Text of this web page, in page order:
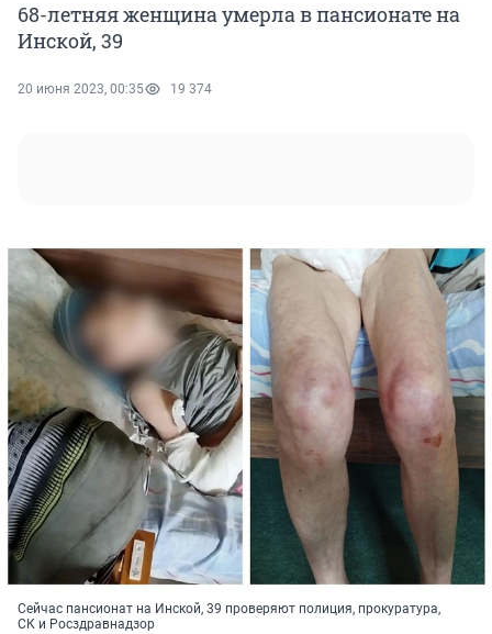
68-летняя женщина умерла в пансионате на
Инской, 39
20 июня 2023, 00:35 19 374
Сейчас пансионат на Инской, 39 проверяют полиция, прокуратура,
СК и Росздравнадзор